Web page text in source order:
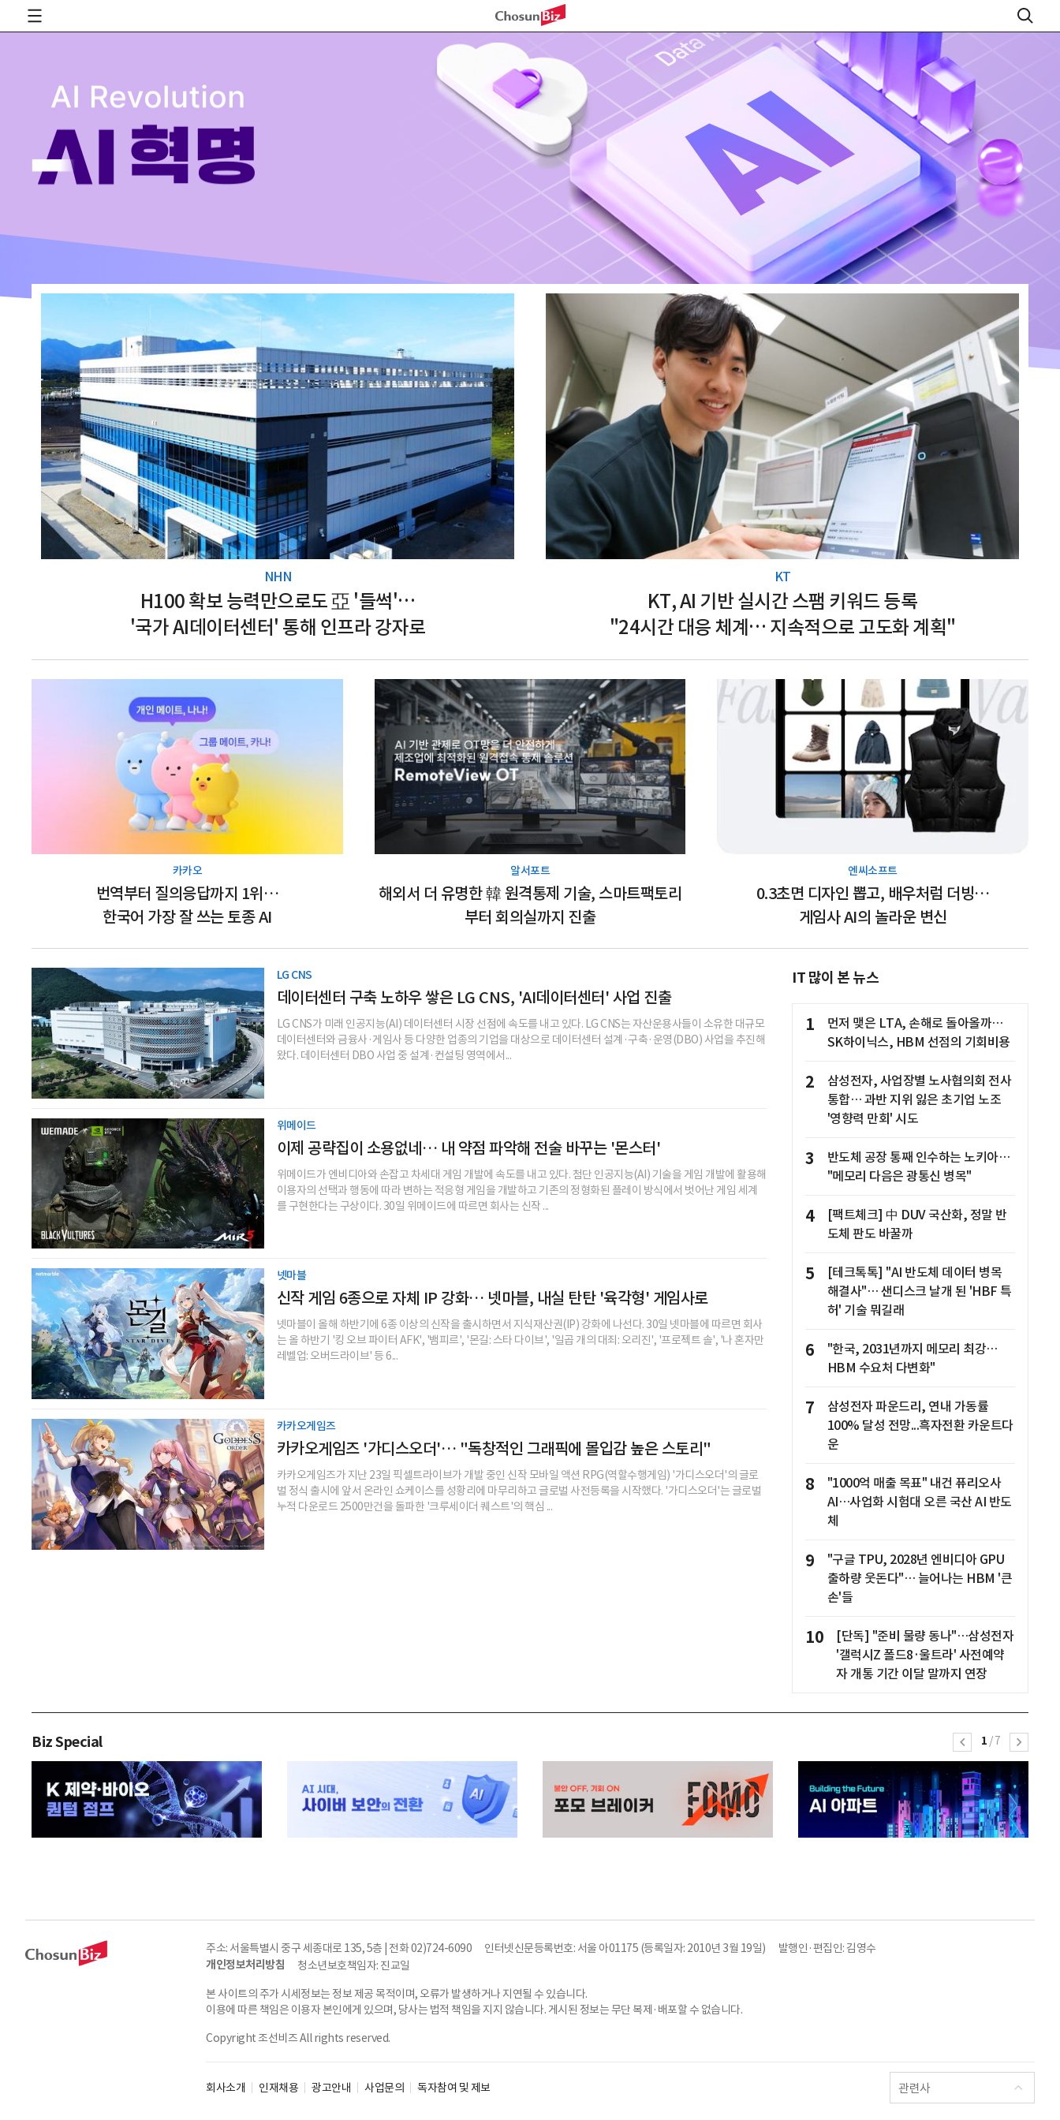
NHN
H100 확보 능력만으로도 亞 '들썩'…
'국가 AI데이터센터' 통해 인프라 강자로
KT
KT, AI 기반 실시간 스팸 키워드 등록
"24시간 대응 체계… 지속적으로 고도화 계획"
카카오
번역부터 질의응답까지 1위…
한국어 가장 잘 쓰는 토종 AI
알서포트
해외서 더 유명한 韓 원격통제 기술, 스마트팩토리
부터 회의실까지 진출
엔씨소프트
0.3초면 디자인 뽑고, 배우처럼 더빙…
게임사 AI의 놀라운 변신
LG CNS
데이터센터 구축 노하우 쌓은 LG CNS, 'AI데이터센터' 사업 진출
LG CNS가 미래 인공지능(AI) 데이터센터 시장 선점에 속도를 내고 있다. LG CNS는 자산운용사들이 소유한 대규모
데이터센터와 금융사·게임사 등 다양한 업종의 기업을 대상으로 데이터센터 설계·구축·운영(DBO) 사업을 추진해
왔다. 데이터센터 DBO 사업 중 설계·컨설팅 영역에서...
위메이드
이제 공략집이 소용없네… 내 약점 파악해 전술 바꾸는 '몬스터'
위메이드가 엔비디아와 손잡고 차세대 게임 개발에 속도를 내고 있다. 첨단 인공지능(AI) 기술을 게임 개발에 활용해
이용자의 선택과 행동에 따라 변하는 적응형 게임을 개발하고 기존의 정형화된 플레이 방식에서 벗어난 게임 세계
를 구현한다는 구상이다. 30일 위메이드에 따르면 회사는 신작 ...
넷마블
신작 게임 6종으로 자체 IP 강화… 넷마블, 내실 탄탄 '육각형' 게임사로
넷마블이 올해 하반기에 6종 이상의 신작을 출시하면서 지식재산권(IP) 강화에 나선다. 30일 넷마블에 따르면 회사
는 올 하반기 '킹 오브 파이터 AFK', '뱀피르', '몬길: 스타 다이브', '일곱 개의 대죄: 오리진', '프로젝트 솔', '나 혼자만
레벨업: 오버드라이브' 등 6...
카카오게임즈
카카오게임즈 '가디스오더'… "독창적인 그래픽에 몰입감 높은 스토리"
카카오게임즈가 지난 23일 픽셀트라이브가 개발 중인 신작 모바일 액션 RPG(역할수행게임) '가디스오더'의 글로
벌 정식 출시에 앞서 온라인 쇼케이스를 성황리에 마무리하고 글로벌 사전등록을 시작했다. '가디스오더'는 글로벌
누적 다운로드 2500만건을 돌파한 '크루세이더 퀘스트'의 핵심 ...
IT 많이 본 뉴스
1
먼저 맺은 LTA, 손해로 돌아올까…
SK하이닉스, HBM 선점의 기회비용
2
삼성전자, 사업장별 노사협의회 전사
통합… 과반 지위 잃은 초기업 노조
'영향력 만회' 시도
3
반도체 공장 통째 인수하는 노키아…
"메모리 다음은 광통신 병목"
4
[팩트체크] 中 DUV 국산화, 정말 반
도체 판도 바꿀까
5
[테크톡톡] "AI 반도체 데이터 병목
해결사"… 샌디스크 날개 된 'HBF 특
허' 기술 뭐길래
6
"한국, 2031년까지 메모리 최강…
HBM 수요처 다변화"
7
삼성전자 파운드리, 연내 가동률
100% 달성 전망...흑자전환 카운트다
운
8
"1000억 매출 목표" 내건 퓨리오사
AI…사업화 시험대 오른 국산 AI 반도
체
9
"구글 TPU, 2028년 엔비디아 GPU
출하량 웃돈다"… 늘어나는 HBM '큰
손'들
10
[단독] "준비 물량 동나"…삼성전자
'갤럭시Z 폴드8·울트라' 사전예약
자 개통 기간 이달 말까지 연장
Biz Special 1 /7
주소: 서울특별시 중구 세종대로 135, 5층 | 전화 02)724-6090 인터넷신문등록번호: 서울 아01175 (등록일자: 2010년 3월 19일)
발행인·편집인: 김영수
개인정보처리방침
청소년보호책임자: 진교일
본 사이트의 주가 시세정보는 정보 제공 목적이며, 오류가 발생하거나 지연될 수 있습니다.
이용에 따른 책임은 이용자 본인에게 있으며, 당사는 법적 책임을 지지 않습니다. 게시된 정보는 무단 복제·배포할 수 없습니다.
Copyright 조선비즈 All rights reserved.
회사소개 인재채용 광고안내 사업문의 독자참여 및 제보 관련사